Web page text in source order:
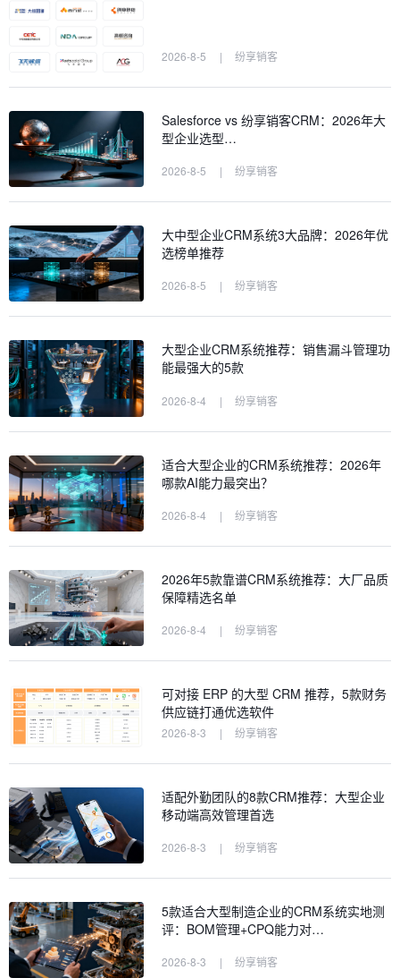
2026-8-5 | 纷享销客
Salesforce vs 纷享销客CRM：2026年大
型企业选型…
2026-8-5 | 纷享销客
大中型企业CRM系统3大品牌：2026年优
选榜单推荐
2026-8-5 | 纷享销客
大型企业CRM系统推荐：销售漏斗管理功
能最强大的5款
2026-8-4 | 纷享销客
适合大型企业的CRM系统推荐：2026年
哪款AI能力最突出？
2026-8-4 | 纷享销客
2026年5款靠谱CRM系统推荐：大厂品质
保障精选名单
2026-8-4 | 纷享销客
可对接 ERP 的大型 CRM 推荐，5款财务
供应链打通优选软件
2026-8-3 | 纷享销客
适配外勤团队的8款CRM推荐：大型企业
移动端高效管理首选
2026-8-3 | 纷享销客
5款适合大型制造企业的CRM系统实地测
评：BOM管理+CPQ能力对…
2026-8-3 | 纷享销客